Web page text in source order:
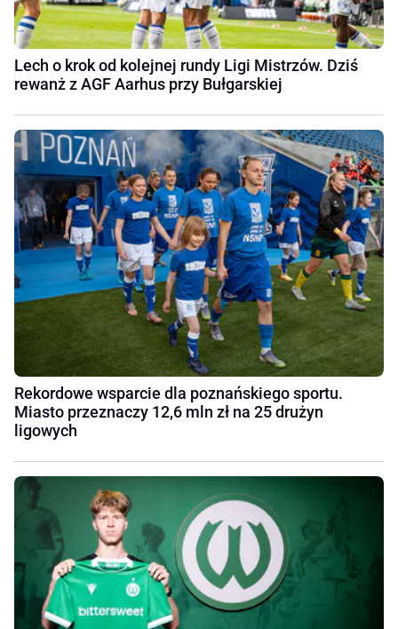
Lech o krok od kolejnej rundy Ligi Mistrzów. Dziś
rewanż z AGF Aarhus przy Bułgarskiej
Rekordowe wsparcie dla poznańskiego sportu.
Miasto przeznaczy 12,6 mln zł na 25 drużyn
ligowych